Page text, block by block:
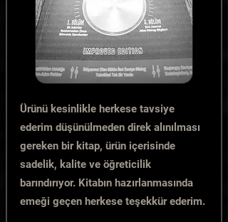
Ürünü kesinlikle herkese tavsiye
ederim düşünülmeden direk alınılması
gereken bir kitap, ürün içerisinde
sadelik, kalite ve öğreticilik
barındırıyor. Kitabın hazırlanmasında
emeği geçen herkese teşekkür ederim.